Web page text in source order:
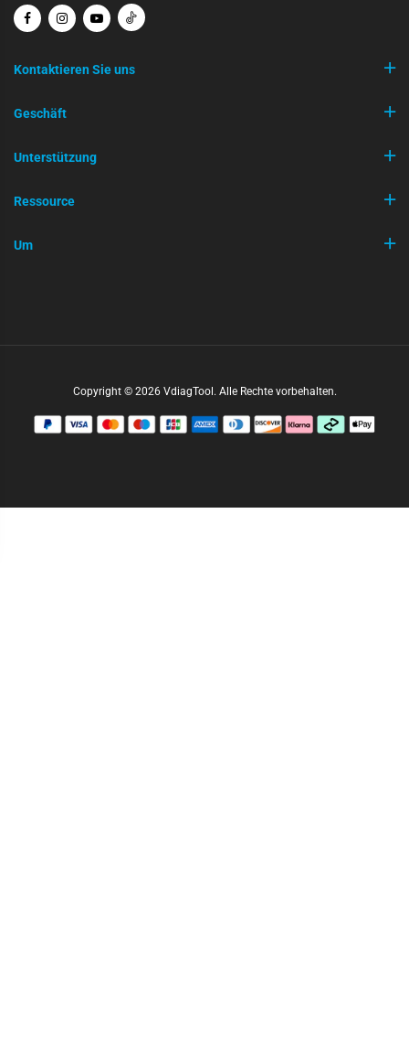
Kontaktieren Sie uns
Geschäft
Unterstützung
Ressource
Um
Copyright © 2026 VdiagTool. Alle Rechte vorbehalten.